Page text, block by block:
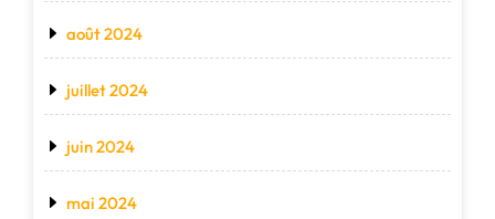
août 2024
juillet 2024
juin 2024
mai 2024